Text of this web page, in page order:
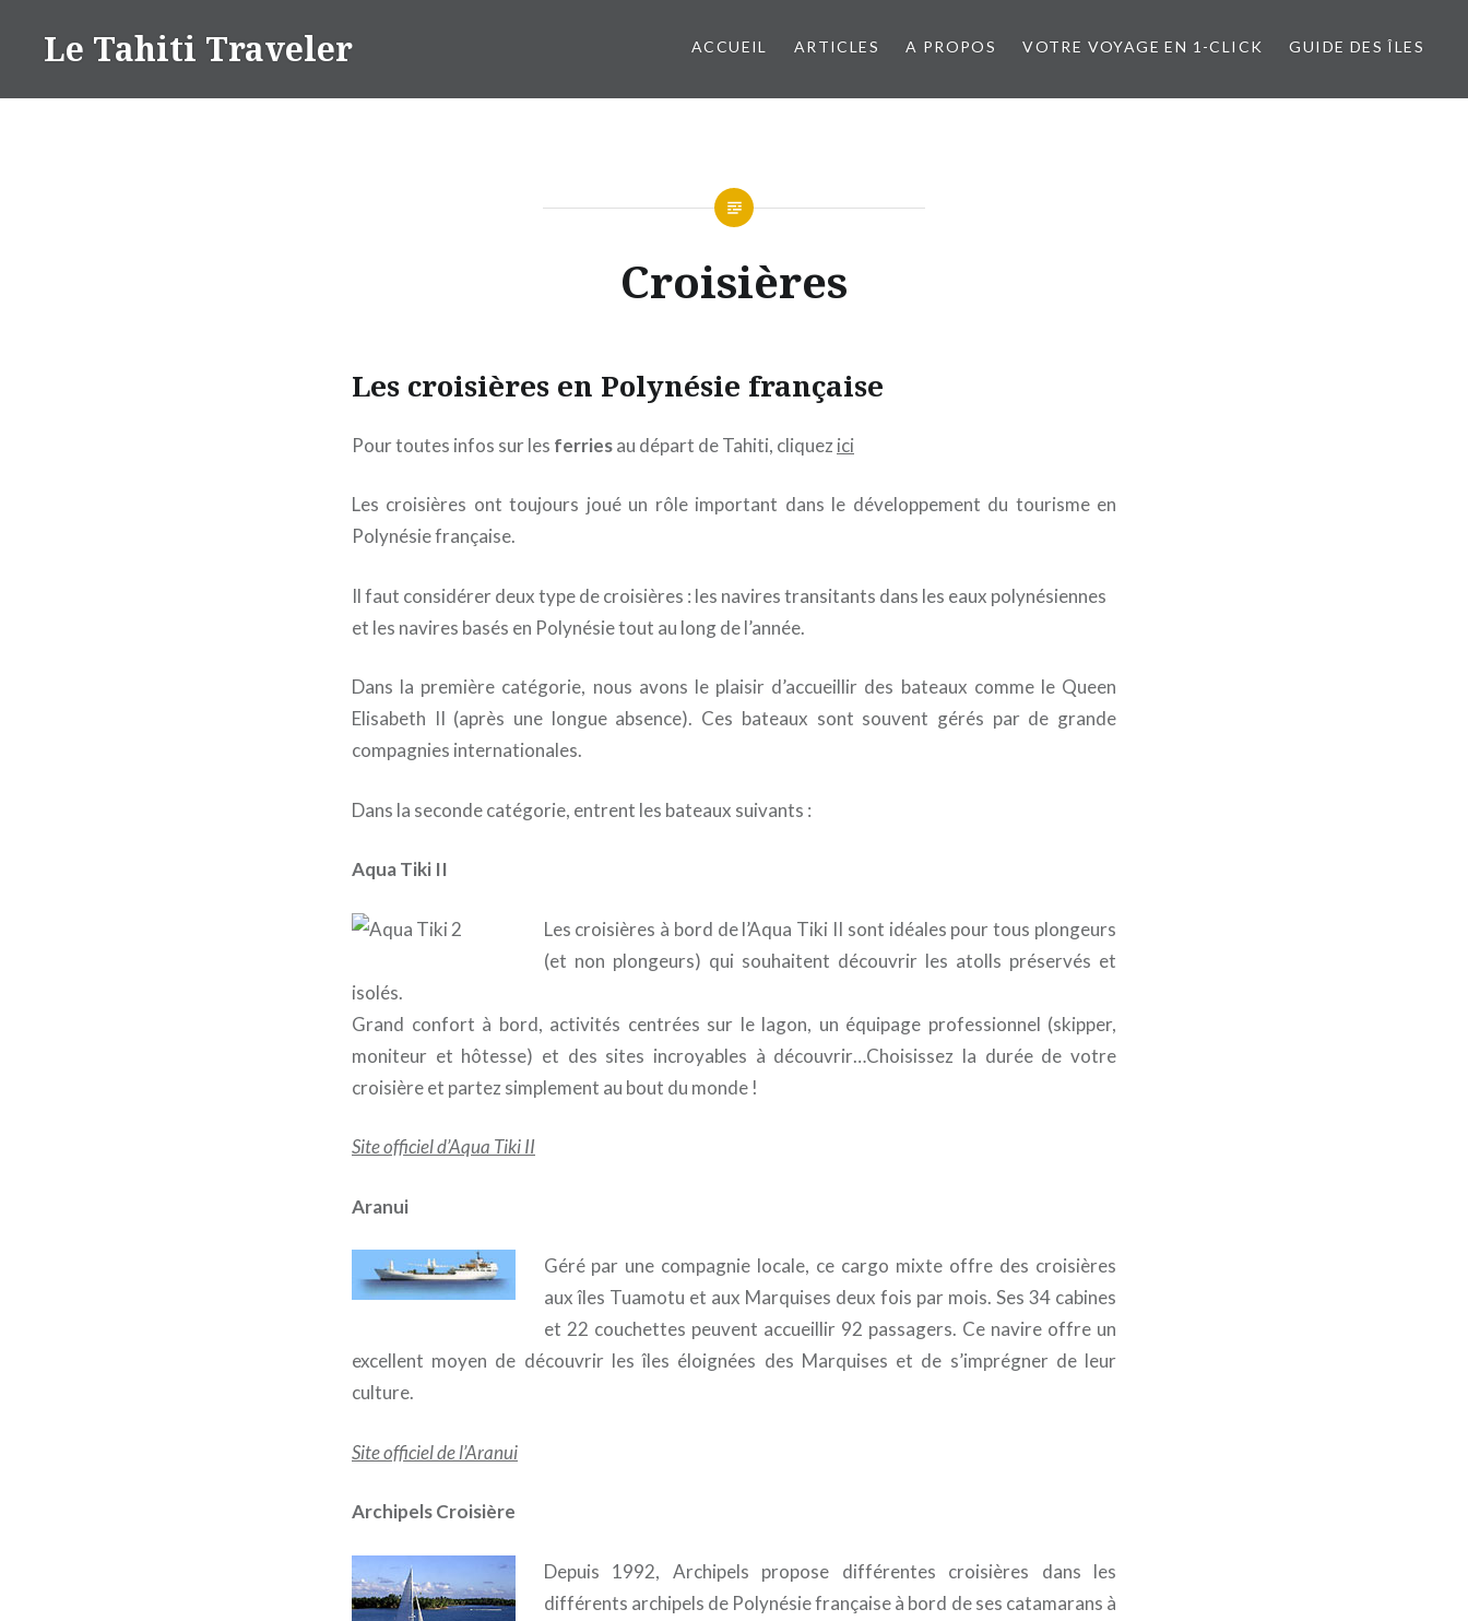
Le Tahiti Traveler ACCUEIL ARTICLES A PROPOS VOTRE VOYAGE EN 1-CLICK GUIDE DES ÎLES
Croisières
Les croisières en Polynésie française
Pour toutes infos sur les ferriesau départ de Tahiti, cliquezici
Les croisières ont toujours joué un rôle important dans le développement du tourisme en
Polynésie française.
Il faut considérer deux type de croisières : les navires transitants dans les eaux polynésiennes
et les navires basés en Polynésie tout au long de l’année.
Dans la première catégorie, nous avons le plaisir d’accueillir des bateaux comme le Queen
Elisabeth II (après une longue absence). Ces bateaux sont souvent gérés par de grande
compagnies internationales.
Dans la seconde catégorie, entrent les bateaux suivants :
Aqua Tiki II
Les croisières à bord de l’Aqua Tiki II sont idéales pour tous plongeurs
(et non plongeurs) qui souhaitent découvrir les atolls préservés et
isolés.
Grand confort à bord, activités centrées sur le lagon, un équipage professionnel (skipper,
moniteur et hôtesse) et des sites incroyables à découvrir…Choisissez la durée de votre
croisière et partez simplement au bout du monde !
Site officiel d’Aqua Tiki II
Aranui
Géré par une compagnie locale, ce cargo mixte offre des croisières
aux îles Tuamotu et aux Marquises deux fois par mois. Ses 34 cabines
et 22 couchettes peuvent accueillir 92 passagers. Ce navire offre un
excellent moyen de découvrir les îles éloignées des Marquises et de s’imprégner de leur
culture.
Site officiel de l’Aranui
Archipels Croisière
Depuis 1992, Archipels propose différentes croisières dans les
différents archipels de Polynésie française à bord de ses catamarans à